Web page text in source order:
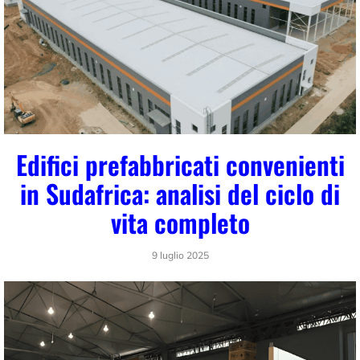
Edifici prefabbricati convenienti
in Sudafrica: analisi del ciclo di
vita completo
9 luglio 2025